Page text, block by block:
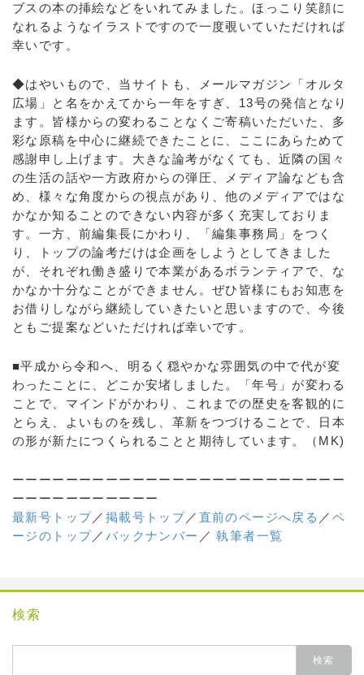
ブスの本の挿絵などをいれてみました。ほっこり笑顔に
なれるようなイラストですので一度覗いていただければ
幸いです。
◆はやいもので、当サイトも、メールマガジン「オルタ
広場」と名をかえてから一年をすぎ、13号の発信となり
ます。皆様からの変わることなくご寄稿いただいた、多
彩な原稿を中心に継続できたことに、ここにあらためて
感謝申し上げます。大きな論考がなくても、近隣の国々
の生活の話や一方政府からの弾圧、メディア論なども含
め、様々な角度からの視点があり、他のメディアではな
かなか知ることのできない内容が多く充実しておりま
す。一方、前編集長にかわり、「編集事務局」をつく
り、トップの論考だけは企画をしようとしてきました
が、それぞれ働き盛りで本業があるボランティアで、な
かなか十分なことができません。ぜひ皆様にもお知恵を
お借りしながら継続していきたいと思いますので、今後
ともご提案などいただければ幸いです。
■平成から令和へ、明るく穏やかな雰囲気の中で代が変
わったことに、どこか安堵しました。「年号」が変わる
ことで、マインドがかわり、これまでの歴史を客観的に
とらえ、よいものを残し、革新をつづけることで、日本
の形が新たにつくられることと期待しています。（MK)
ーーーーーーーーーーーーーーーーーーーーーーーーー
ーーーーーーーーーーー
最新号トップ／ 掲載号トップ／ 直前のページへ戻る ／ ペ
ージのトップ／ バックナンバー ／執筆者一覧
検索